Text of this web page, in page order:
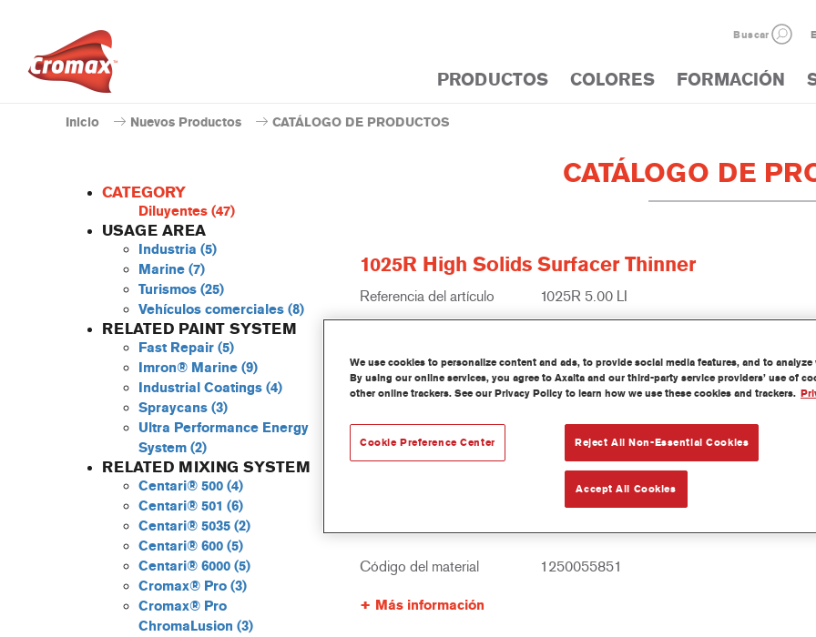
Buscar
PRODUCTOS COLORES FORMACIÓN
Inicio Nuevos Productos CATÁLOGO DE PRODUCTOS
CATEGORY
Diluyentes (47)
USAGE AREA
Industria (5)
Marine (7)
Turismos (25)
Vehículos comerciales (8)
RELATED PAINT SYSTEM
Fast Repair (5)
Imron® Marine (9)
Industrial Coatings (4)
Spraycans (3)
Ultra Performance Energy
System (2)
RELATED MIXING SYSTEM
Centari® 500 (4)
Centari® 501 (6)
Centari® 5035 (2)
Centari® 600 (5)
Centari® 6000 (5)
Cromax® Pro (3)
Cromax® Pro
ChromaLusion (3)
CATÁLOGO DE
1025R High Solids Surfacer Thinner
Referencia del artículo 1025R 5.00 LI
Más información
Referencia del artículo 3989S 1.00 LI
Código del material 1250055851
Más información
We use cookies to personalize content and ads, to provide social media features, and to
By using our online services, you agree to Axalta and our third-party service providers’ use of
other online trackers. See our Privacy Policy to learn how we use these cookies and trackers.
Reject All Non-Essential Cookies
Accept All Cookies
Cookie Preference Center